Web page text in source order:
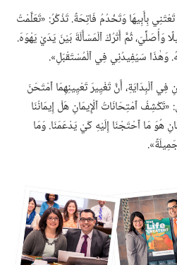
تَعْتَنِي بِأَبِيهَا وَتَخْدُمُ فَاتِحَةً.‏ تَذْكُرُ:‏ «تَعَلَّمْتُ
وَأُصَلِّيَ،‏ ثُمَّ أَتْرُكَ ٱلْمَسْأَلَةَ بَيْنَ يَدَيْ يَهْوَهَ.‏
وَهٰذَا سَيُفِيدُنِي فِي ٱلْمُسْتَقْبَلِ».‏
فِي ٱلْبِدَايَةِ،‏ أَنَّ تَغْيِيرَ تَعْيِينِهِمَا ٱمْتَحَنَ
«تَكْشِفُ ٱمْتِحَانَاتُ ٱلْإِيمَانِ هَلْ إِيمَانُنَا
هُوَ مَا ٱحْتَجْنَا إِلَيْهِ كَيْ يَدْعَمَنَا.‏ وَمَا